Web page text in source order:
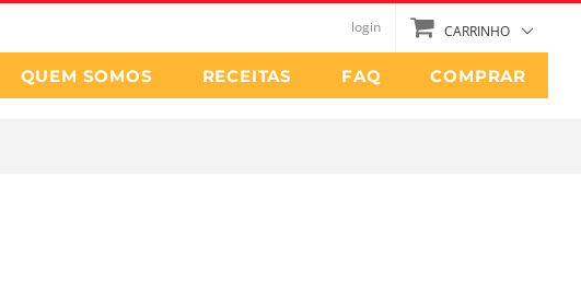
login CARRINHO
QUEM SOMOS RECEITAS FAQ COMPRAR